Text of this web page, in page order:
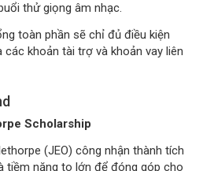
thử giọng âm nhạc.
toàn phần sẽ chỉ đủ điều kiện
khoản tài trợ và khoản vay liên
Scholarship
(JEO) công nhận thành tích
tiềm năng to lớn để đóng góp cho